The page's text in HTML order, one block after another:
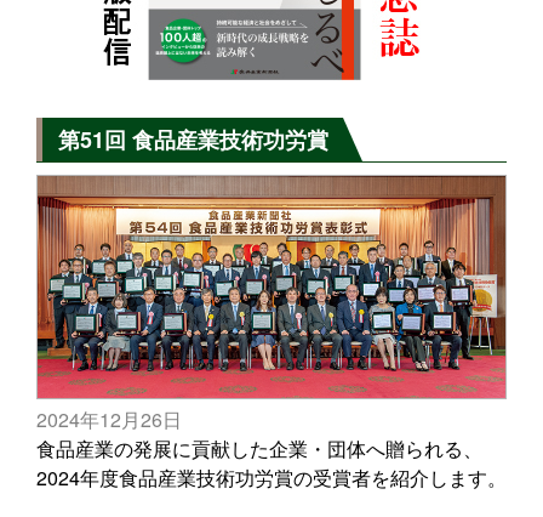
第51回 食品産業技術功労賞
2024年12月26日
食品産業の発展に貢献した企業・団体へ贈られる、
2024年度食品産業技術功労賞の受賞者を紹介します。